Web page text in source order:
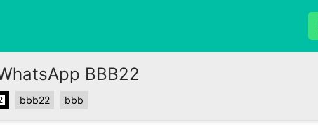
BBB22
bbb22 bbb